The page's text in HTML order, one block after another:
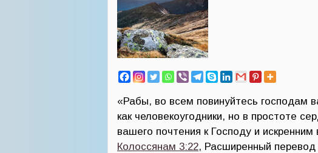
«Рабы, во всем повинуйтесь господам
как человекоугодники, но в простоте
вашего почтения к Господу и
Колоссянам 3:22, Расширенный